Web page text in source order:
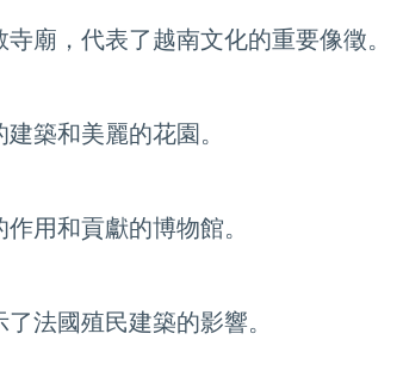
廟，代表了越南文化的重要像徵。
築和美麗的花園。
用和貢獻的博物館。
法國殖民建築的影響。